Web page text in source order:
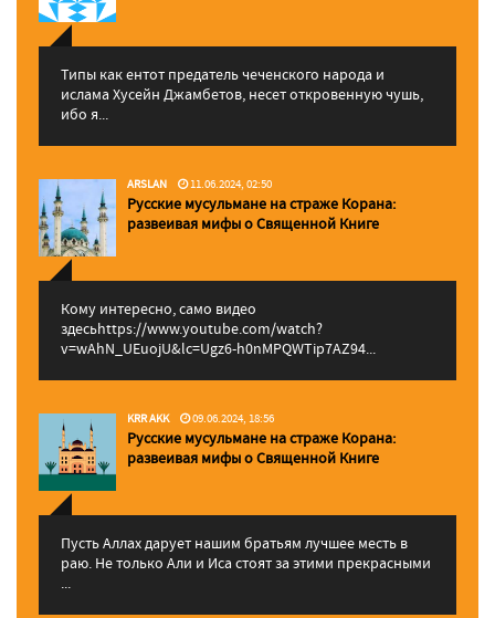
Типы как ентот предатель чеченского народа и
ислама Хусейн Джамбетов, несет откровенную чушь,
ибо я...
ARSLAN 11.06.2024, 02:50
Русские мусульмане на страже Корана:
pазвеивая мифы о Священной Книге
Кому интересно, само видео
здесьhttps://www.youtube.com/watch?
v=wAhN_UEuojU&lc=Ugz6-h0nMPQWTip7AZ94...
KRR AKK 09.06.2024, 18:56
Русские мусульмане на страже Корана:
pазвеивая мифы о Священной Книге
Пусть Аллах дарует нашим братьям лучшее месть в
раю. Не только Али и Иса стоят за этими прекрасными
...